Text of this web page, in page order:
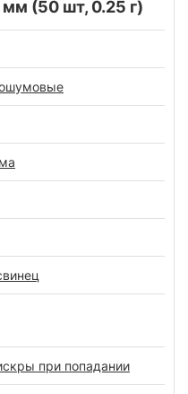
(50 шт, 0.25 г)
при попадании